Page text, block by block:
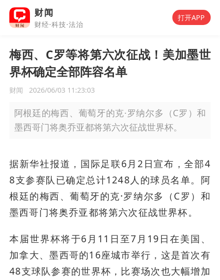
财闻
财经·科技·法治
打开APP
梅西、C罗等将第六次征战！美加墨世
界杯确定全部阵容名单
财闻 2026/06/03 11:23:03
阿根廷的梅西、葡萄牙的克·罗纳尔多（C罗）和
墨西哥门将奥乔亚都将第六次征战世界杯。
据新华社报道，国际足联6月2日宣布，全部4
8支参赛队已确定总计1248人的球员名单。阿
根廷的梅西、葡萄牙的克·罗纳尔多（C罗）和
墨西哥门将奥乔亚都将第六次征战世界杯。
本届世界杯将于6月11日至7月19日在美国、
加拿大、墨西哥的16座城市举行，这是首次有
48支球队参赛的世界杯，比赛场次也大幅增加